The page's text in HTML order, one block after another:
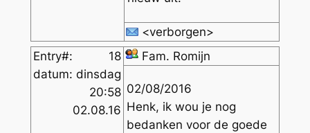
<verborgen>
Entry#:
18
datum: dinsdag
20:58
02.08.16
Fam. Romijn
02/08/2016
Henk, ik wou je nog
bedanken voor de goede